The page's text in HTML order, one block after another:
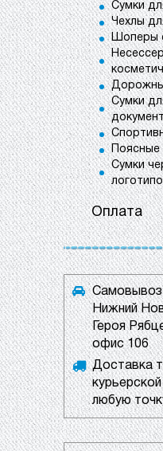
Сумки
Чехлы
Шоперы
Сумки
Поясные
Сумки
Оплата
Самовывоз
Нижний
Героя
офис 106
Доставка
любую